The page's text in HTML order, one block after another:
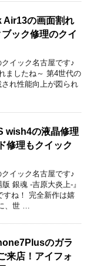
Air13の画面割れ
ック修理のクイ
イック名古屋です♪
ましたね～ 第4世代の
れ性能向上が図られ
wish4の液晶修理
修理もクイック
イック名古屋です♪
銀魂 -吉原大炎上-』
すね！ 完全新作は嬉
、世 …
のガラ
来店！アイフォ